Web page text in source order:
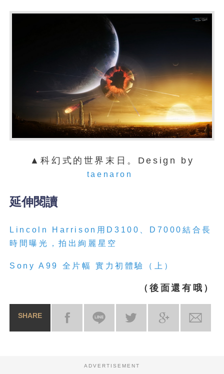
▲科幻式的世界末日。Design by
taenaron
延伸閱讀
Lincoln Harrison用D3100、D7000結合長
時間曝光，拍出絢麗星空
Sony A99 全片幅 實力初體驗（上）
（後面還有哦）
SHARE
ADVERTISEMENT